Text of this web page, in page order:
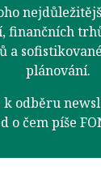
finančních
a
plánování.
k odběru
o čem píše